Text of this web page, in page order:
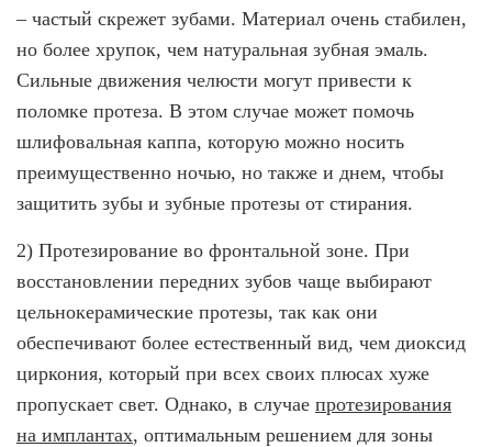
– частый скрежет зубами. Материал очень стабилен,
но более хрупок, чем натуральная зубная эмаль.
Сильные движения челюсти могут привести к
поломке протеза. В этом случае может помочь
шлифовальная каппа, которую можно носить
преимущественно ночью, но также и днем, чтобы
защитить зубы и зубные протезы от стирания.
2) Протезирование во фронтальной зоне. При
восстановлении передних зубов чаще выбирают
цельнокерамические протезы, так как они
обеспечивают более естественный вид, чем диоксид
циркония, который при всех своих плюсах хуже
пропускает свет. Однако, в случае протезирования
на имплантах, оптимальным решением для зоны